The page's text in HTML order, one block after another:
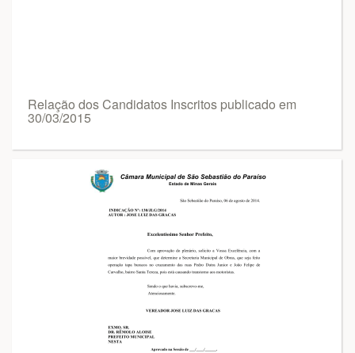
Relação dos Candidatos Inscritos publicado em
30/03/2015